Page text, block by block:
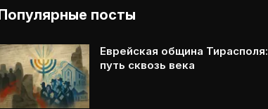
Популярные посты
Еврейская община Тирасполя:
путь сквозь века